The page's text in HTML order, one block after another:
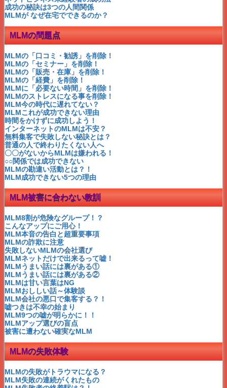
サラリーマン推奨のMLM
有名人じゃないシングルママ成功！
MLM失敗は〇〇のせい？
これが成功できない理由
人生でたったひとつの後悔
私を絶対成功させてくれる？
収入になる速度が遅い？
パレートの法則で成功する
成功できない人の共通点とは
成功者はコレを繰り返すだけ
小島幹登のゼロからの着眼点
ビジネスの成功への近道は？
マナビスは元アシュラン製造
インヴェル・ペレ・荒川静香
一攫千金と将来の不労所得
誰もが成功可能な理由
いったい何が言いたいの?
MLM=ねずみ講⇒時代遅れ
スティーブ・ジョブズ
MLMこんな失敗もあった!
MLMインターネット時代！
ブランディング6つの効果
MLM先多苦じゃなく選択よ
MLM成功○○トレーニング
成功を左右する２つのもの
赤塚のパイロゲン飲んだよ♪
参加時の理想的ポジション②
参加時の理想的ポジション①
成功脳でネットビジネス！
MLMザマイラ芸能人に人気
アンソニーロビンズ
MLMケイエスビー=魂の絆
権利収入は〇〇で作る時代！
月収50万の生保シンママ
只今MLM恋人募集中❤
イチローからのメッセージ
シンママの権利収入大作戦！
シンママに収入２択問題発生？
どちらの収入を選ぶ？
MLM口コミ禁止？ハーフ＆ハーフは？
木村佳乃のCMで有名なMLMアルソア
マイナスオーラ飛んでけ～！MLM
必見！ロバートキヨサキ
ESBIクワドラント～唯一の方法②
ESBIクワドラント～唯一の方法①
MLMアジェルは脇本氏が有名
ハワイまで自転車で行くつもり？②
成功の秘訣は3つの人間関係
MLMが なぜ在宅でできるのか？
MLMの問題点
MLMの「口コミ・勧誘」を削除！
MLMの「セミナー」を削除！
MLMの「販売・在庫」を削除！
MLMの「経費」を削除！
MLMに「必要ない時間」を削除！
MLMのストレスになる事を削除！
MLM今の時代に遅れてない？
MLMこれが成功できない理由
時間をかけずに成功しよう！
インターネットのMLMは不安？
無料集客で失敗しない秘訣とは？
普通の人で終わりたくない人へ
〇〇がないからMLMは嫌われる！
○○関係では成功できない
MLMの勘違い活動とは？！
MLM成功できない5つの理由
MLM被害に合わない教訓
MLM8割が危険なグループ！？
こんなアップにご用心！
MLM本音の告白と超重要事項
MLMの詐欺に注意
失敗しないMLMの会社選び
MLMネットだけで出来るって嘘！
MLMうまい話には裏がある①
MLMうまい話には裏がある②
MLMは甘い言葉はNG
MLMおししい話～体験談
MLM会社の悪口で集客する？！
嘘つきは不幸の始まり
MLM9つの嘘が明らかに！！
MLMアップ選びの盲点
被害に遭わない確実なMLM
MLMの失敗体験
MLMの失敗がトラウマになる？
MLM失敗の連続がくれたもの